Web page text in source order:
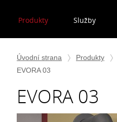
Produkty Služby
Úvodní strana
Produkty
EVORA 03
EVORA 03